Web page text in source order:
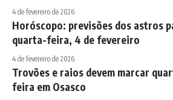
4 de fevereiro de 2026
Horóscopo: previsões dos astros
quarta-feira, 4 de fevereiro
4 de fevereiro de 2026
Trovões e raios devem marcar
feira em Osasco